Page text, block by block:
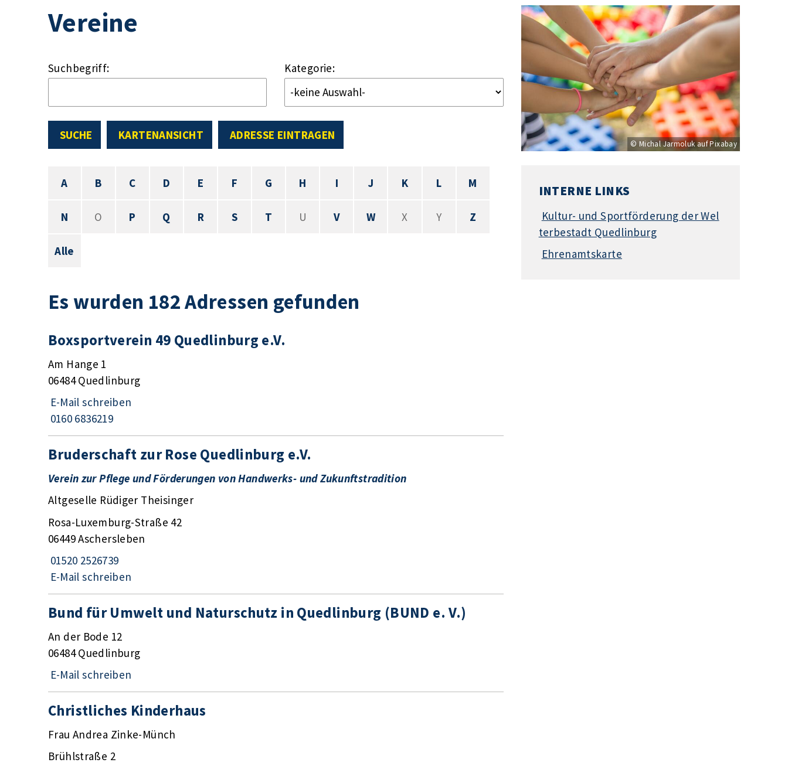
Vereine
Suchbegriff: Kategorie:
SUCHE ADRESSE EINTRAGEN
KARTENANSICHT
A B C D E F G H I J K L M
N O P Q R S T U V W X Y Z
Alle
Es wurden 182 Adressen gefunden
Boxsportverein 49 Quedlinburg e.V.
Am Hange 1
06484 Quedlinburg
E-Mail schreiben
0160 6836219
Bruderschaft zur Rose Quedlinburg e.V.
Verein zur Pflege und Förderungen von Handwerks- und Zukunftstradition
Altgeselle Rüdiger Theisinger
Rosa-Luxemburg-Straße 42
06449 Aschersleben
01520 2526739
E-Mail schreiben
Bund für Umwelt und Naturschutz in Quedlinburg (BUND e. V.)
An der Bode 12
06484 Quedlinburg
E-Mail schreiben
Christliches Kinderhaus
Frau Andrea Zinke-Münch
Brühlstraße 2
© Michal Jarmoluk auf Pixabay
INTERNE LINKS
Kultur- und Sportförderung der Wel
terbestadt Quedlinburg
Ehrenamtskarte